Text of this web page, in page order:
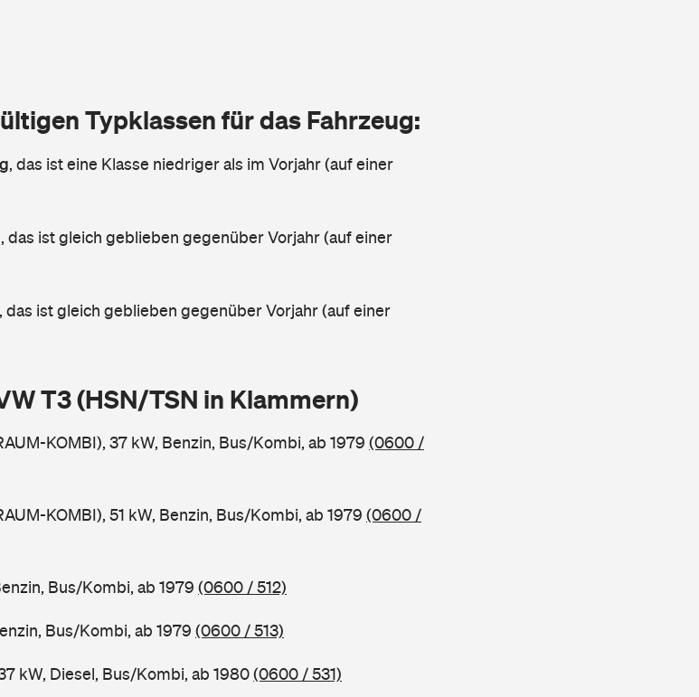
Typklassen für das Fahrzeug:
, das ist eine Klasse niedriger als im Vorjahr (auf einer
, das ist gleich geblieben gegenüber Vorjahr (auf einer
, das ist gleich geblieben gegenüber Vorjahr (auf einer
T3 (HSN/TSN in Klammern)
KOMBI), 37 kW, Benzin, Bus/Kombi, ab 1979 (0600 /
KOMBI), 51 kW, Benzin, Bus/Kombi, ab 1979 (0600 /
Bus/Kombi, ab 1979 (0600 / 512)
Bus/Kombi, ab 1979 (0600 / 513)
kW, Diesel, Bus/Kombi, ab 1980(0600 / 531)